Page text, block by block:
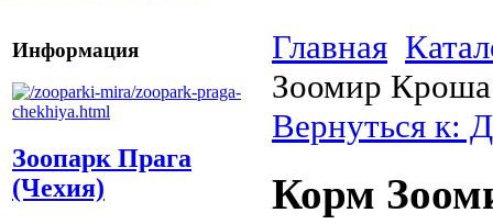
Информация
Зоопарк Прага
(Чехия)
Главная
Зоомир Кроша
Вернуться к:
Корм